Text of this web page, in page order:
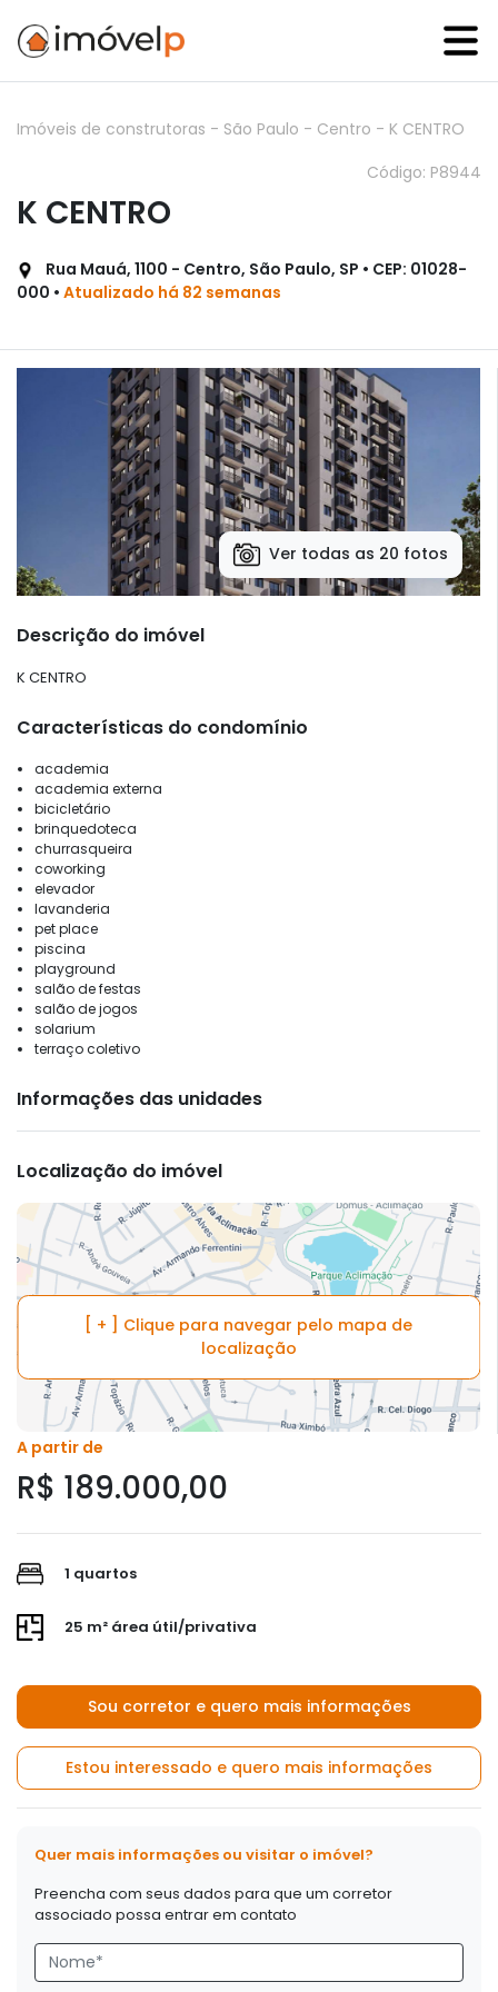
Imóveis de construtoras - São Paulo - Centro - K CENTRO
Código: P8944
K CENTRO
Rua Mauá, 1100 - Centro, São Paulo, SP • CEP: 01028-
000 • Atualizado há 82 semanas
Ver todas as 20 fotos
Descrição do imóvel
K CENTRO
Características do condomínio
academia
academia externa
bicicletário
brinquedoteca
churrasqueira
coworking
elevador
lavanderia
pet place
piscina
playground
salão de festas
salão de jogos
solarium
terraço coletivo
Informações das unidades
Localização do imóvel
[ + ] Clique para navegar pelo mapa de
localização
A partir de
R$ 189.000,00
1 quartos
25 m² área útil/privativa
Sou corretor e quero mais informações
Estou interessado e quero mais informações
Quer mais informações ou visitar o imóvel?
Preencha com seus dados para que um corretor
associado possa entrar em contato